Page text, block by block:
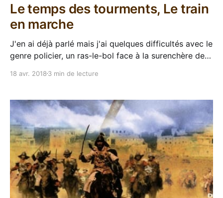
Le temps des tourments, Le train
en marche
J'en ai déjà parlé mais j'ai quelques difficultés avec le
genre policier, un ras-le-bol face à la surenchère de
victime torturée... Mais pourtant je tente, incorrigible
18 avr. 2018 3 min de lecture